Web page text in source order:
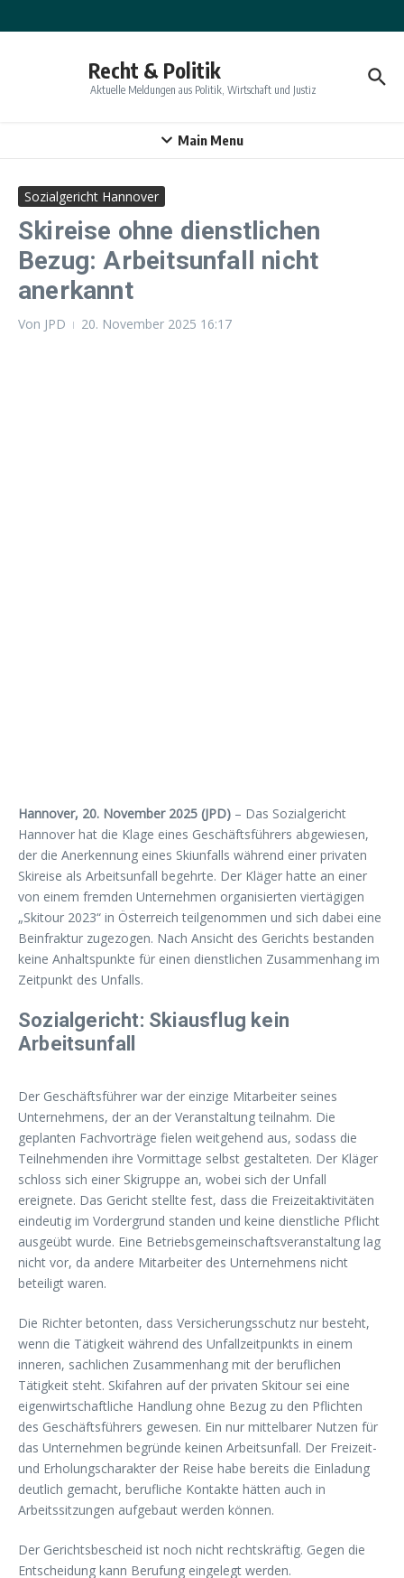
Recht & Politik
Aktuelle Meldungen aus Politik, Wirtschaft und Justiz
Main Menu
Sozialgericht Hannover
Skireise ohne dienstlichen
Bezug: Arbeitsunfall nicht
anerkannt
Von JPD 20. November 2025 16:17
Hannover, 20. November 2025 (JPD) – Das Sozialgericht
Hannover hat die Klage eines Geschäftsführers abgewiesen,
der die Anerkennung eines Skiunfalls während einer privaten
Skireise als Arbeitsunfall begehrte. Der Kläger hatte an einer
von einem fremden Unternehmen organisierten viertägigen
„Skitour 2023“ in Österreich teilgenommen und sich dabei eine
Beinfraktur zugezogen. Nach Ansicht des Gerichts bestanden
keine Anhaltspunkte für einen dienstlichen Zusammenhang im
Zeitpunkt des Unfalls.
Sozialgericht: Skiausflug kein
Arbeitsunfall
Der Geschäftsführer war der einzige Mitarbeiter seines
Unternehmens, der an der Veranstaltung teilnahm. Die
geplanten Fachvorträge fielen weitgehend aus, sodass die
Teilnehmenden ihre Vormittage selbst gestalteten. Der Kläger
schloss sich einer Skigruppe an, wobei sich der Unfall
ereignete. Das Gericht stellte fest, dass die Freizeitaktivitäten
eindeutig im Vordergrund standen und keine dienstliche Pflicht
ausgeübt wurde. Eine Betriebsgemeinschaftsveranstaltung lag
nicht vor, da andere Mitarbeiter des Unternehmens nicht
beteiligt waren.
Die Richter betonten, dass Versicherungsschutz nur besteht,
wenn die Tätigkeit während des Unfallzeitpunkts in einem
inneren, sachlichen Zusammenhang mit der beruflichen
Tätigkeit steht. Skifahren auf der privaten Skitour sei eine
eigenwirtschaftliche Handlung ohne Bezug zu den Pflichten
des Geschäftsführers gewesen. Ein nur mittelbarer Nutzen für
das Unternehmen begründe keinen Arbeitsunfall. Der Freizeit-
und Erholungscharakter der Reise habe bereits die Einladung
deutlich gemacht, berufliche Kontakte hätten auch in
Arbeitssitzungen aufgebaut werden können.
Der Gerichtsbescheid ist noch nicht rechtskräftig. Gegen die
Entscheidung kann Berufung eingelegt werden.